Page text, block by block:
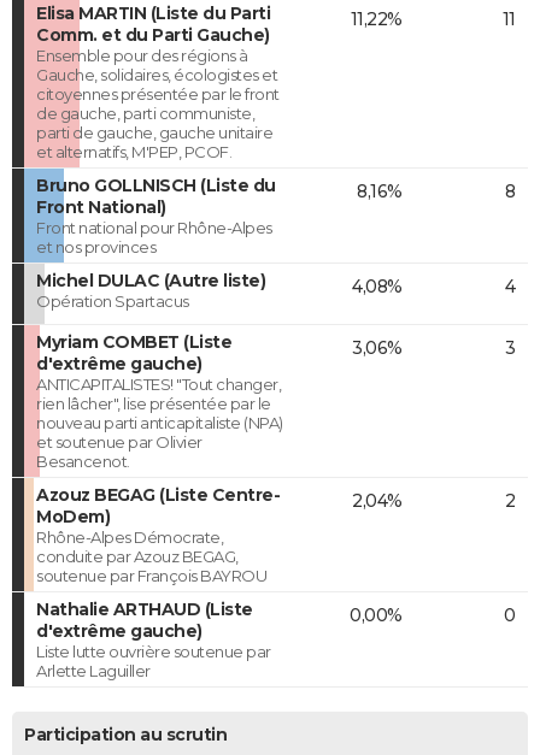
Elisa MARTIN (Liste du Parti
Comm. et du Parti Gauche)
Ensemble pour des régions à
Gauche, solidaires, écologistes et
citoyennes présentée par le front
de gauche, parti communiste,
parti de gauche, gauche unitaire
et alternatifs, M'PEP, PCOF.
11,22% 11
Bruno GOLLNISCH (Liste du
Front National)
Front national pour Rhône-Alpes
et nos provinces
8,16% 8
Michel DULAC (Autre liste)
Opération Spartacus
4,08% 4
Myriam COMBET (Liste
d'extrême gauche)
ANTICAPITALISTES! "Tout changer,
rien lâcher", lise présentée par le
nouveau parti anticapitaliste (NPA)
et soutenue par Olivier
Besancenot.
3,06% 3
Azouz BEGAG (Liste Centre-
MoDem)
Rhône-Alpes Démocrate,
conduite par Azouz BEGAG,
soutenue par François BAYROU
2,04% 2
Nathalie ARTHAUD (Liste
d'extrême gauche)
Liste lutte ouvrière soutenue par
Arlette Laguiller
0,00% 0
Participation au scrutin